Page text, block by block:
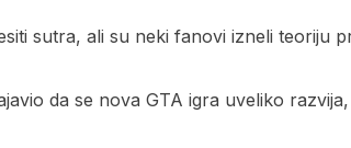
sutra, ali su neki fanovi izneli teoriju
da se nova GTA igra uveliko